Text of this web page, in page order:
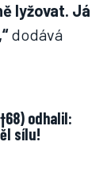
lyžovat. Já
dodává
odhalil:
sílu!